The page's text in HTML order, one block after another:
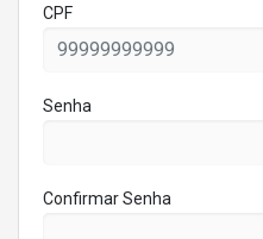
CPF
Senha
Confirmar Senha